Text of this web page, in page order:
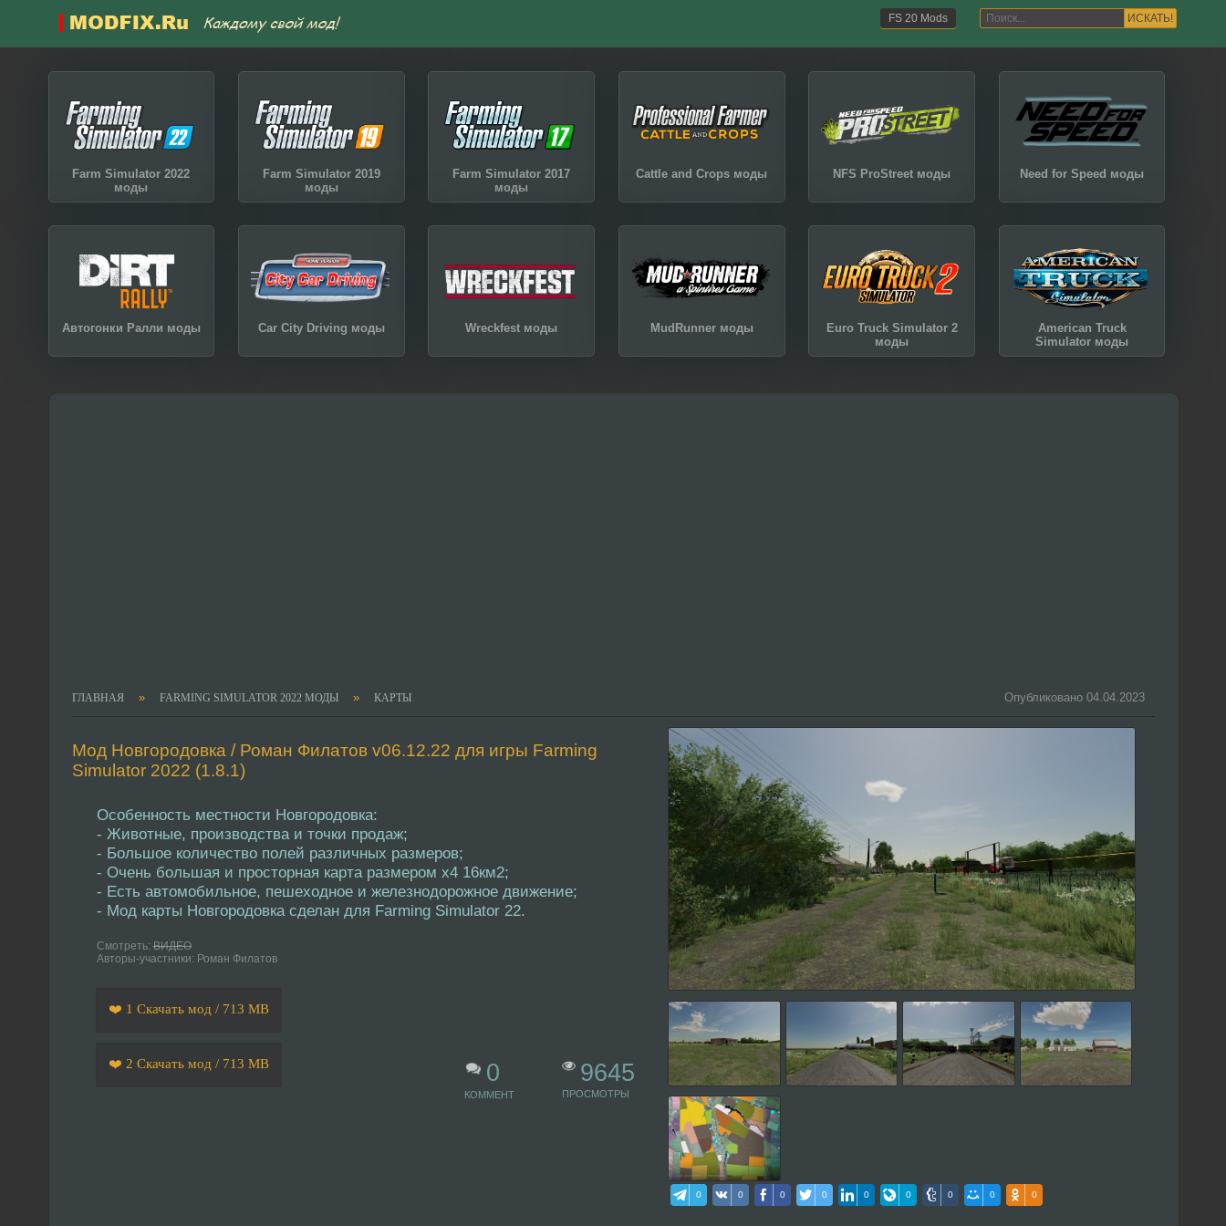
ИСКАТЬ!
FS 20 Mods
Farm Simulator 2022
моды
Farm Simulator 2019
моды
Farm Simulator 2017
моды
Cattle and Crops моды NFS ProStreet моды Need for Speed моды
Автогонки Ралли моды Car City Driving моды Wreckfest моды MudRunner моды
Euro Truck Simulator 2
моды
American Truck
Simulator моды
ГЛАВНАЯ » FARMING SIMULATOR 2022 МОДЫ » КАРТЫ Опубликовано 04.04.2023
Мод Новгородовка / Роман Филатов v06.12.22 для игры Farming
Simulator 2022 (1.8.1)
Особенность местности Новгородовка:
- Животные, производства и точки продаж;
- Большое количество полей различных размеров;
- Очень большая и просторная карта размером х4 16км2;
- Есть автомобильное, пешеходное и железнодорожное движение;
- Мод карты Новгородовка сделан для Farming Simulator 22.
Смотреть: ВИДЕО
Авторы-участники: Роман Филатов
❤️ 1 Скачать мод / 713 MB
❤️ 2 Скачать мод / 713 MB 0
КОММЕНТ
9645
ПРОСМОТРЫ
0 0 0 0 0 0 0 0 0